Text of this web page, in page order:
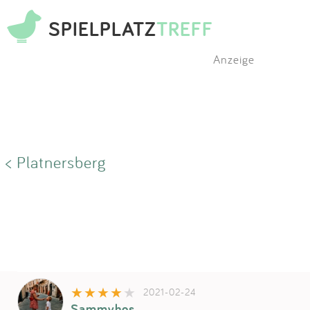
SPIELPLATZTREFF
Anzeige
< Platnersberg
2021-02-24